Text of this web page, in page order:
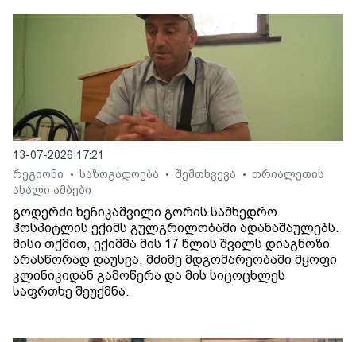
13-07-2026 17:21
რეგიონი
• საზოგადოება • შემთხვევა • თრიალეთის
ახალი ამბები
გოდერძი ხეჩიკაშვილი გორის სამხედრო
ჰოსპიტლის ექიმს გულგრილობაში ადანაშაულებს.
მისი თქმით, ექიმმა მის 17 წლის შვილს დიაგნოზი
არასწორად დაუსვა, მძიმე მდგომარეობაში მყოფი
კლინიკიდან გამოწერა და მის სიცოცხლეს
საფრთხე შეუქმნა.